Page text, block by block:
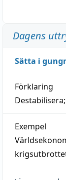
Dagens
Sätta i
Förklaring
Exempel